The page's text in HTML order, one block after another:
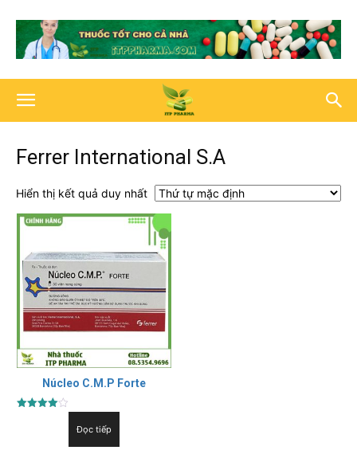
Ferrer International S.A
Hiển thị kết quả duy nhất
Núcleo C.M.P Forte
Đọc tiếp